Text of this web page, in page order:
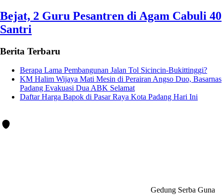
Bejat, 2 Guru Pesantren di Agam Cabuli 40
Santri
Berita Terbaru
Berapa Lama Pembangunan Jalan Tol Sicincin-Bukittinggi?
KM Halim Wijaya Mati Mesin di Perairan Angso Duo, Basarnas
Padang Evakuasi Dua ABK Selamat
Daftar Harga Bapok di Pasar Raya Kota Padang Hari Ini
Gedung Serba Guna